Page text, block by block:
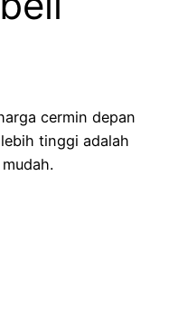
cermin depan
tinggi adalah